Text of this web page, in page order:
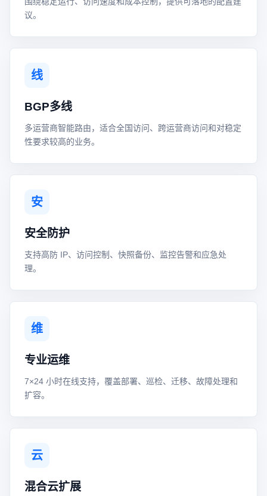
议。
线
BGP多线
多运营商智能路由，适合全国访问、跨运营商访问和对稳定
性要求较高的业务。
安
安全防护
支持高防 IP、访问控制、快照备份、监控告警和应急处
理。
维
专业运维
7×24 小时在线支持，覆盖部署、巡检、迁移、故障处理和
扩容。
云
混合云扩展